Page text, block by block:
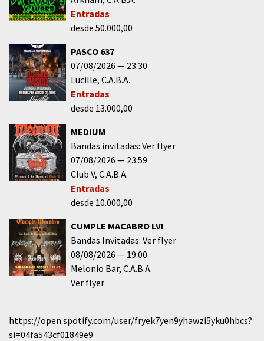
Entradas
desde 50.000,00
PASCO 637
07/08/2026
23:30
Lucille C.A.B.A.
Entradas
desde 13.000,00
MEDIUM
Bandas invitadas: Ver flyer
07/08/2026
23:59
Club V C.A.B.A.
Entradas
desde 10.000,00
CUMPLE MACABRO LVI
Bandas Invitadas: Ver flyer
08/08/2026
19:00
Melonio Bar C.A.B.A.
Ver flyer
https://open.spotify.com/user/fryek7yen9yhawzi5yku0hbcs?
si=04fa543cf01849e9